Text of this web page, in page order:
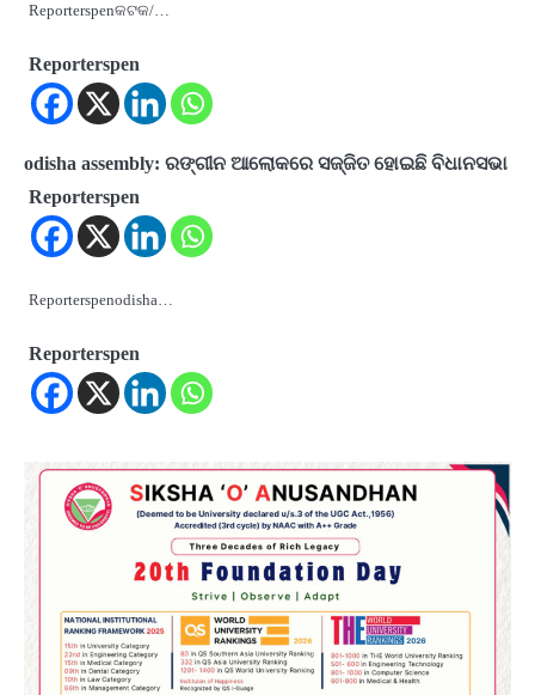
Reporterspenକଟକ/…
Reporterspen
odisha assembly: ରଙ୍ଗୀନ ଆଲୋକରେ ସଜ୍ଜିତ ହୋଇଛି ବିଧାନସଭା
Reporterspen
Reporterspenodisha…
Reporterspen
୨୦୨୭ ବିଶ୍ୱକପ ପାଇଁ ରବି ଶାସ୍ତ୍ରୀଙ୍କ ଟିମ୍,
ଆକାଶ ଚୋପ୍ରା ଦେଲେ ୧୦ରୁ ୮ ମାର୍କ